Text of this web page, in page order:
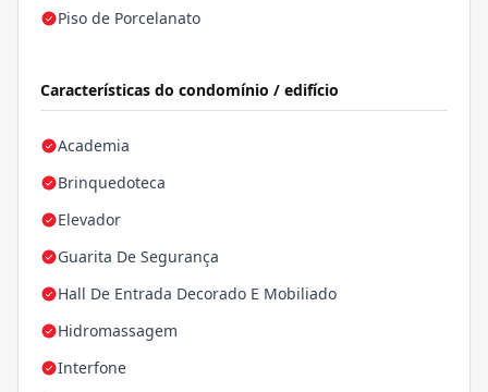
Piso de Porcelanato
Características do condomínio / edifício
Academia
Brinquedoteca
Elevador
Guarita De Segurança
Hall De Entrada Decorado E Mobiliado
Hidromassagem
Interfone